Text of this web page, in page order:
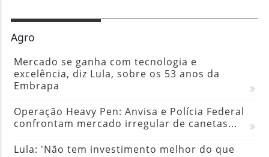
Agro
Mercado se ganha com tecnologia e
excelência, diz Lula, sobre os 53 anos da
Embrapa
Operação Heavy Pen: Anvisa e Polícia Federal
confrontam mercado irregular de canetas...
Lula: 'Não tem investimento melhor do que